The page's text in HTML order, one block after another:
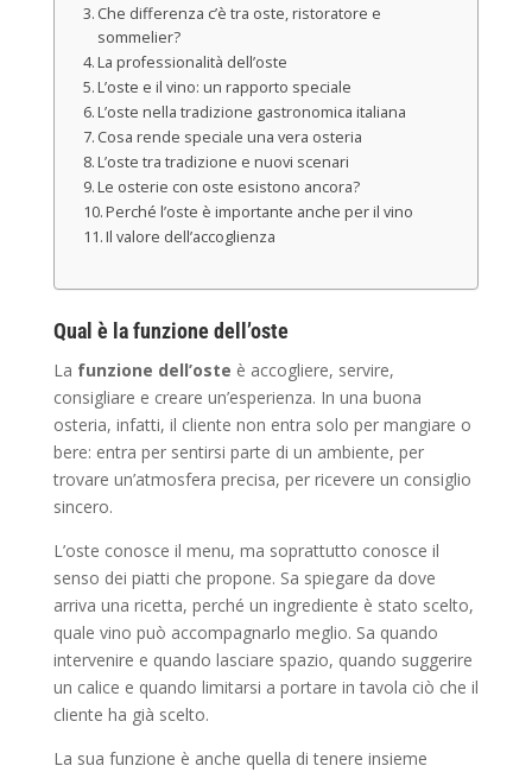
Che differenza c’è tra oste, ristoratore e
sommelier?
La professionalità dell’oste
L’oste e il vino: un rapporto speciale
L’oste nella tradizione gastronomica italiana
Cosa rende speciale una vera osteria
L’oste tra tradizione e nuovi scenari
Le osterie con oste esistono ancora?
Perché l’oste è importante anche per il vino
Il valore dell’accoglienza
Qual è la funzione dell’oste
La funzione dell’oste è accogliere, servire,
consigliare e creare un’esperienza. In una buona
osteria, infatti, il cliente non entra solo per mangiare o
bere: entra per sentirsi parte di un ambiente, per
trovare un’atmosfera precisa, per ricevere un consiglio
sincero.
L’oste conosce il menu, ma soprattutto conosce il
senso dei piatti che propone. Sa spiegare da dove
arriva una ricetta, perché un ingrediente è stato scelto,
quale vino può accompagnarlo meglio. Sa quando
intervenire e quando lasciare spazio, quando suggerire
un calice e quando limitarsi a portare in tavola ciò che il
cliente ha già scelto.
La sua funzione è anche quella di tenere insieme